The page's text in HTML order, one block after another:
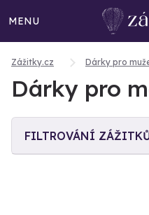
MENU
Zážitky.cz Dárky pro
Dárky pro
FILTROVÁNÍ